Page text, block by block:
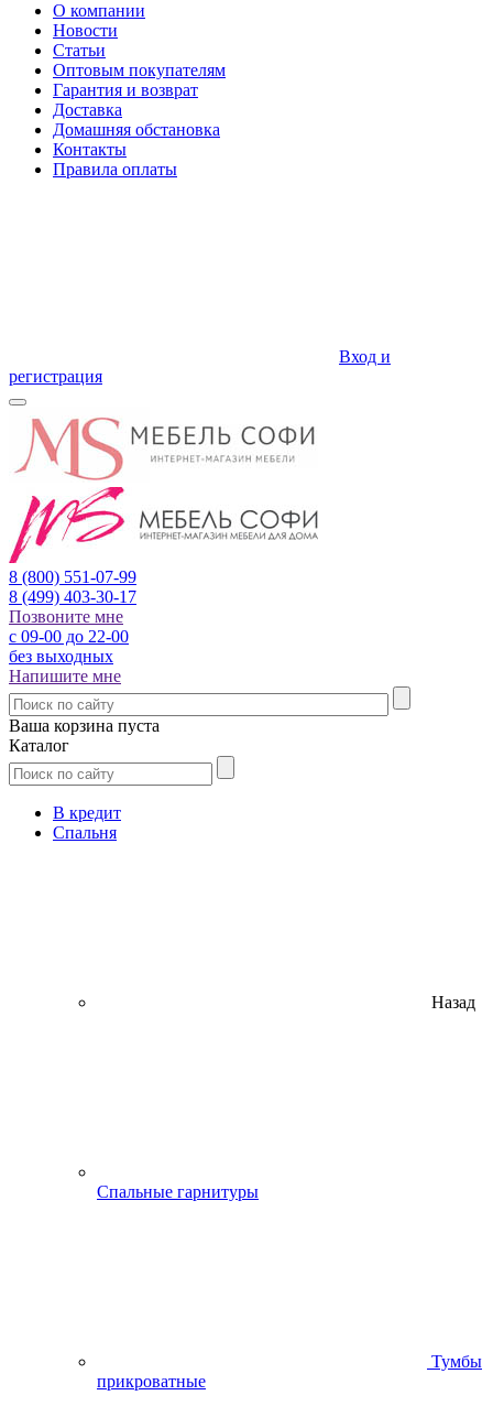
О компании
Новости
Статьи
Оптовым покупателям
Гарантия и возврат
Доставка
Домашняя обстановка
Контакты
Правила оплаты
Вход и
регистрация
8 (800) 551-07-99
8 (499) 403-30-17
Позвоните мне
с 09-00 до 22-00
без выходных
Напишите мне
Ваша корзина пуста
Каталог
В кредит
Спальня
Назад
Спальные гарнитуры
Тумбы
прикроватные